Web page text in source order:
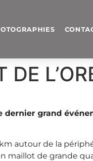
grand
autour de la
maillot de grande